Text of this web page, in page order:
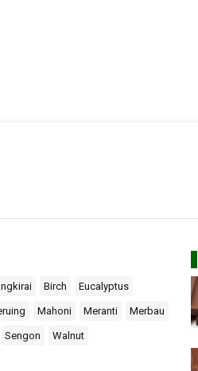
Birch Eucalyptus
Mahoni Meranti Merbau
Sengon Walnut